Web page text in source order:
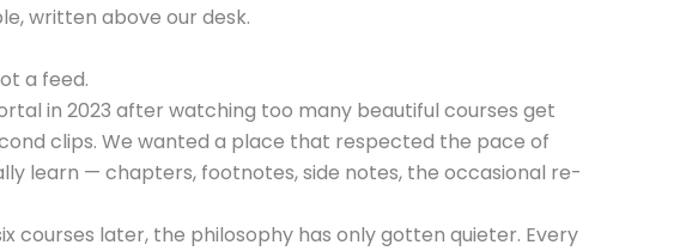
written above our desk.
a feed.
in 2023 after watching too many beautiful courses get
clips. We wanted a place that respected the pace of
learn — chapters, footnotes, side notes, the occasional re-
courses later, the philosophy has only gotten quieter. Every